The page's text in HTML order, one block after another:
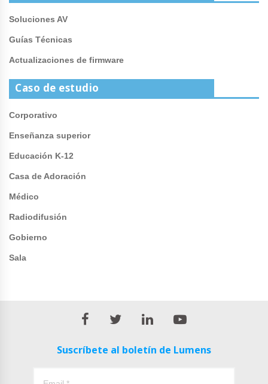
Soluciones AV
Guías Técnicas
Actualizaciones de firmware
Caso de estudio
Corporativo
Enseñanza superior
Educación K-12
Casa de Adoración
Médico
Radiodifusión
Gobierno
Sala
Suscríbete al boletín de Lumens